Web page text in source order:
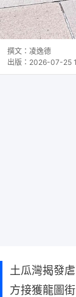
撰文： 凌逸德
出版： 2026-07-25
土瓜灣揭發
方接獲龍圖